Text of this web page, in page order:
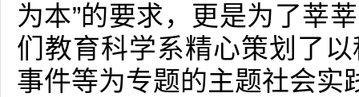
为本”的要求，更是为了莘
们教育科学系精心策划了
事件等为专题的主题社会实